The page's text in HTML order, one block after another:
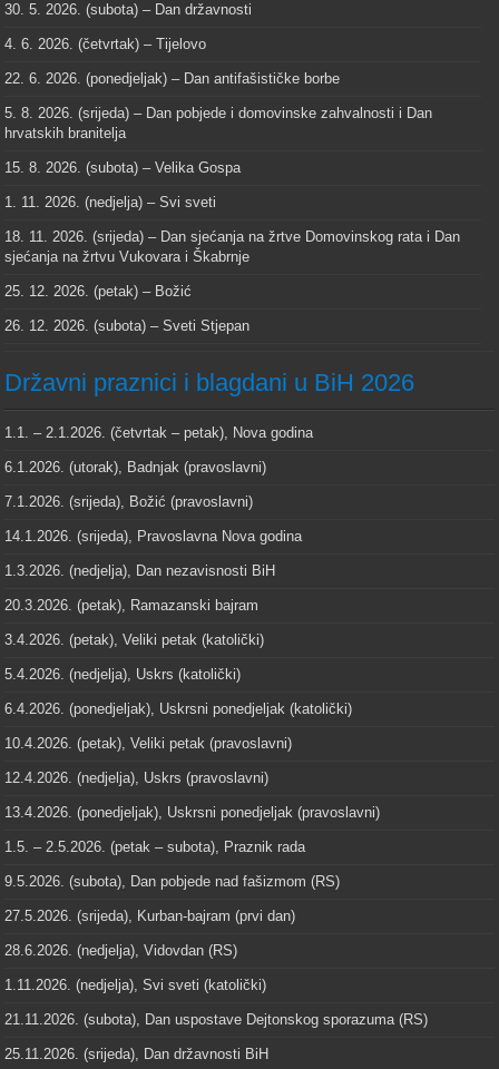
30. 5. 2026. (subota) – Dan državnosti
4. 6. 2026. (četvrtak) – Tijelovo
22. 6. 2026. (ponedjeljak) – Dan antifašističke borbe
5. 8. 2026. (srijeda) – Dan pobjede i domovinske zahvalnosti i Dan
hrvatskih branitelja
15. 8. 2026. (subota) – Velika Gospa
1. 11. 2026. (nedjelja) – Svi sveti
18. 11. 2026. (srijeda) – Dan sjećanja na žrtve Domovinskog rata i Dan
sjećanja na žrtvu Vukovara i Škabrnje
25. 12. 2026. (petak) – Božić
26. 12. 2026. (subota) – Sveti Stjepan
Državni praznici i blagdani u BiH 2026
1.1. – 2.1.2026. (četvrtak – petak), Nova godina
6.1.2026. (utorak), Badnjak (pravoslavni)
7.1.2026. (srijeda), Božić (pravoslavni)
14.1.2026. (srijeda), Pravoslavna Nova godina
1.3.2026. (nedjelja), Dan nezavisnosti BiH
20.3.2026. (petak), Ramazanski bajram
3.4.2026. (petak), Veliki petak (katolički)
5.4.2026. (nedjelja), Uskrs (katolički)
6.4.2026. (ponedjeljak), Uskrsni ponedjeljak (katolički)
10.4.2026. (petak), Veliki petak (pravoslavni)
12.4.2026. (nedjelja), Uskrs (pravoslavni)
13.4.2026. (ponedjeljak), Uskrsni ponedjeljak (pravoslavni)
1.5. – 2.5.2026. (petak – subota), Praznik rada
9.5.2026. (subota), Dan pobjede nad fašizmom (RS)
27.5.2026. (srijeda), Kurban-bajram (prvi dan)
28.6.2026. (nedjelja), Vidovdan (RS)
1.11.2026. (nedjelja), Svi sveti (katolički)
21.11.2026. (subota), Dan uspostave Dejtonskog sporazuma (RS)
25.11.2026. (srijeda), Dan državnosti BiH